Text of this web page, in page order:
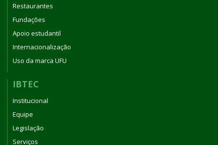
Restaurantes
Fundações
Apoio estudantil
Internacionalização
Uso da marca UFU
IBTEC
Institucional
Equipe
Legislação
Serviços